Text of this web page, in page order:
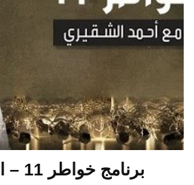
برنامج خواطر 11 – الحلقة 27